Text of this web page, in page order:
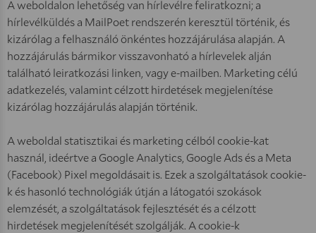
A weboldalon lehetőség van hírlevélre feliratkozni; a
hírlevélküldés a MailPoet rendszerén keresztül történik, és
kizárólag a felhasználó önkéntes hozzájárulása alapján. A
hozzájárulás bármikor visszavonható a hírlevelek alján
található leiratkozási linken, vagy e-mailben. Marketing célú
adatkezelés, valamint célzott hirdetések megjelenítése
kizárólag hozzájárulás alapján történik.
A weboldal statisztikai és marketing célból cookie-kat
használ, ideértve a Google Analytics, Google Ads és a Meta
(Facebook) Pixel megoldásait is. Ezek a szolgáltatások cookie-
k és hasonló technológiák útján a látogatói szokások
elemzését, a szolgáltatások fejlesztését és a célzott
hirdetések megjelenítését szolgálják. A cookie-k